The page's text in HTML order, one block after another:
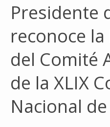
Miembros
Reuniones y Conferencias
Reconocimientos
Publicaciones
Afiliación
Presidente
reconoce
del Comité
de la XLIX
Nacional